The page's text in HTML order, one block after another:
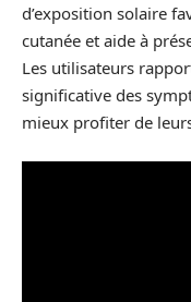
d’exposition solaire
cutanée et aide à
Les utilisateurs
significative des
mieux profiter de